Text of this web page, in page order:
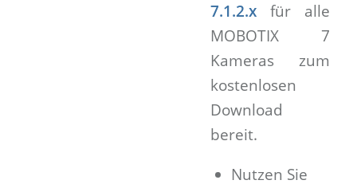
7.1.2.xfür alle
MOBOTIX 7
Kameras zum
kostenlosen
Download
bereit.
Nutzen Sie